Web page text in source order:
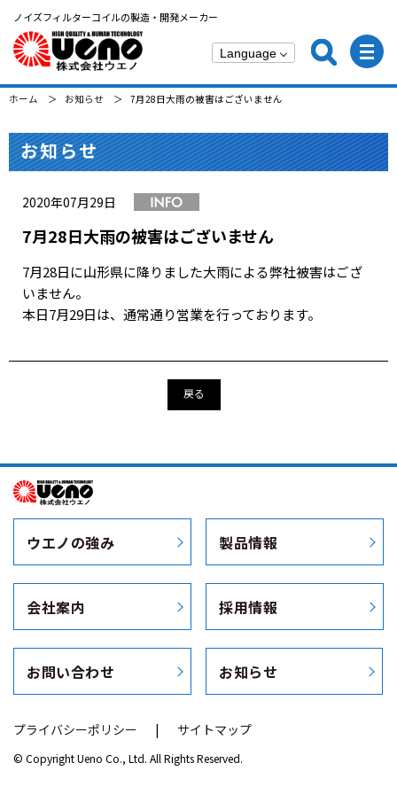
ノイズフィルターコイルの製造・開発メーカー
ホーム お知らせ 7月28日大雨の被害はございません
お知らせ
2020年07月29日
7月28日大雨の被害はございません
7月28日に山形県に降りました大雨による弊社被害はござ
いません。
本日7月29日は、通常通り営業を行っております。
戻る
ウエノの強み 製品情報
会社案内 採用情報
お問い合わせ お知らせ
プライバシーポリシー サイトマップ
© Copyright Ueno Co., Ltd. All Rights Reserved.